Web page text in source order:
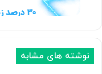
نوشته های مشابه